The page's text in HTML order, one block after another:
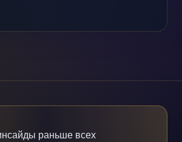
раньше всех